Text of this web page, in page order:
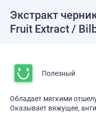
Экстракт
Fruit Extract /
Полезный
Обладает мягкими
Оказывает вяжущее,